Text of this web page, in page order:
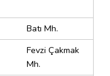
Batı Mh.
Fevzi Çakmak
Mh.